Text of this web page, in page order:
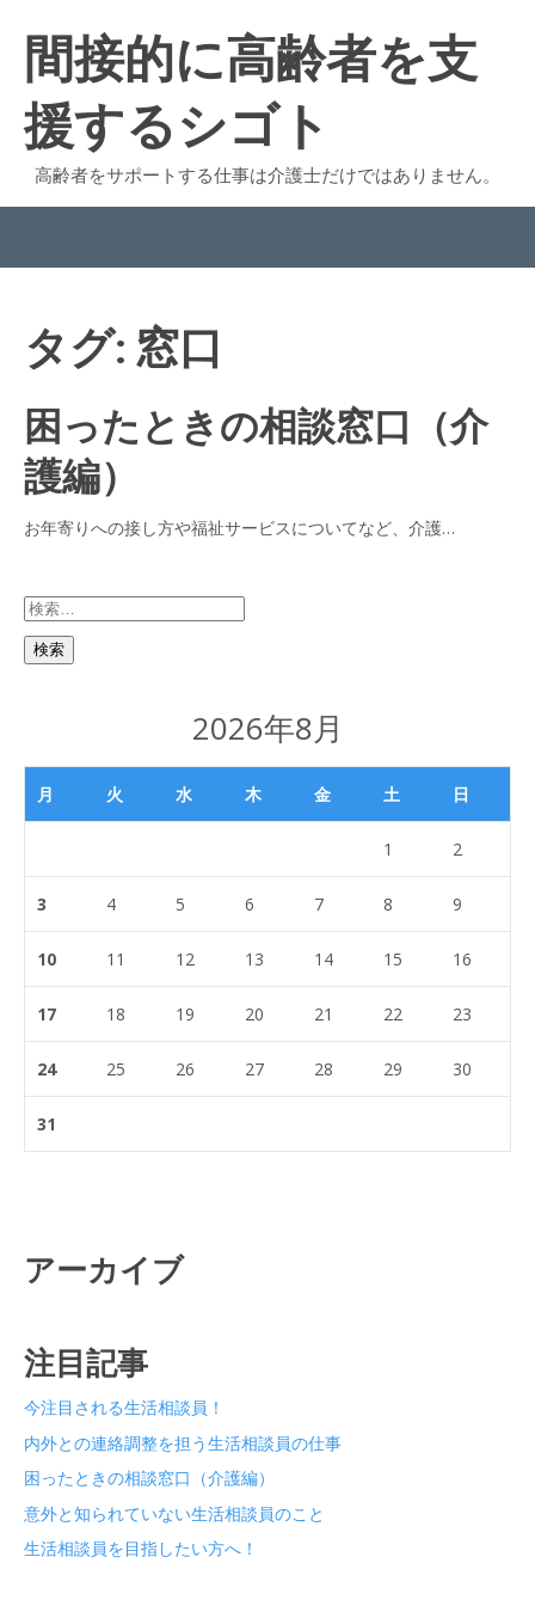
間接的に高齢者を支
援するシゴト
高齢者をサポートする仕事は介護士だけではありません。
タグ: 窓口
困ったときの相談窓口（介
護編）
お年寄りへの接し方や福祉サービスについてなど、介護…
検
索:
2026年8月
月 火 水 木 金 土 日
1 2
3 4 5 6 7 8 9
10 11 12 13 14 15 16
17 18 19 20 21 22 23
24 25 26 27 28 29 30
31
アーカイブ
注目記事
今注目される生活相談員！
内外との連絡調整を担う生活相談員の仕事
困ったときの相談窓口（介護編）
意外と知られていない生活相談員のこと
生活相談員を目指したい方へ！